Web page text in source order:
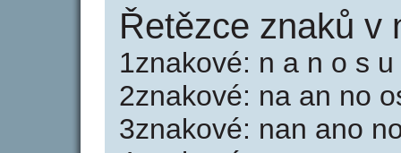
Řetězce znaků v
1znakové: n a n o s
2znakové: na an no
3znakové: nan ano